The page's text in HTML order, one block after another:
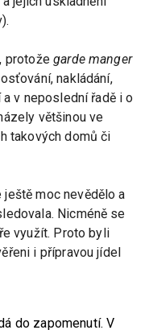
protožegarde manger
nakládání,
v neposlední řadě i o
většinou ve
takových domů či
moc nevědělo a
Nicméně se
využít. Proto byli
i přípravou jídel
do zapomenutí. V